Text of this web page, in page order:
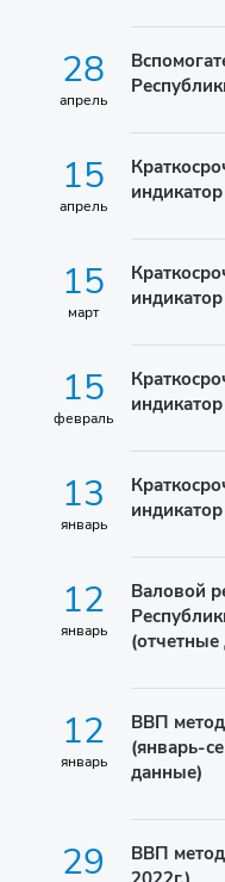
28
апрель
15
апрель
15
март
15
февраль
13
январь
12
январь
Валовой
12
январь
ВВП
(январь-
данные)
29
ВВП